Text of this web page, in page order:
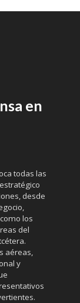
en
todas las
desde
los
del
aéreas,
y